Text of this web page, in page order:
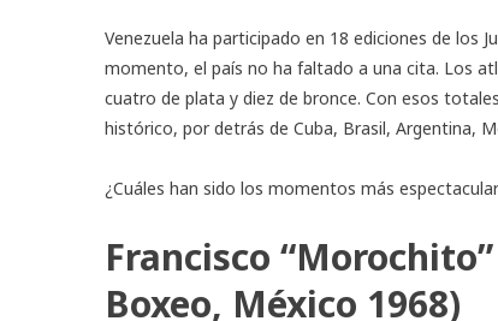
Venezuela ha participado en 18 ediciones de los
momento, el país no ha faltado a una cita. Los
cuatro de plata y diez de bronce. Con esos
histórico, por detrás de Cuba, Brasil, Argentina,
¿Cuáles han sido los momentos más
Francisco
Boxeo, México 1968)